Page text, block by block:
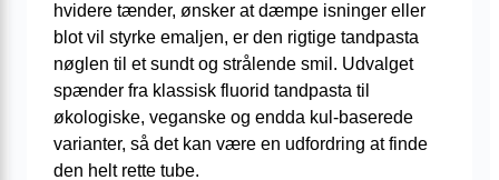
hvidere tænder, ønsker at dæmpe isninger eller
blot vil styrke emaljen, er den rigtige tandpasta
nøglen til et sundt og strålende smil. Udvalget
spænder fra klassisk fluorid tandpasta til
økologiske, veganske og endda kul-baserede
varianter, så det kan være en udfordring at finde
den helt rette tube.